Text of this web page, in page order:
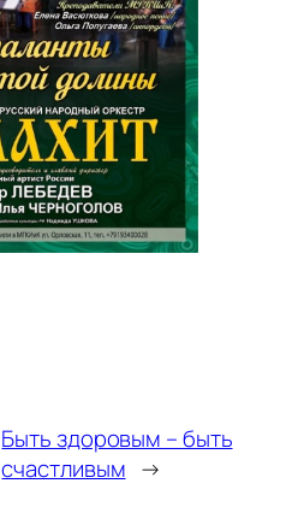
Быть здоровым – быть
счастливым →